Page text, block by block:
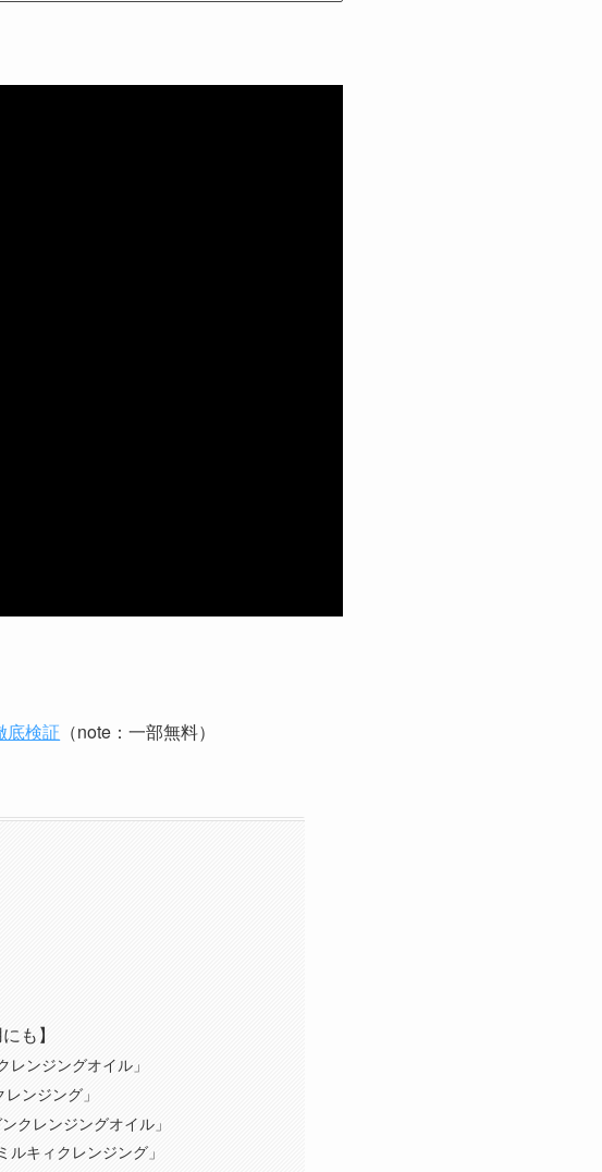
底検証 （note：一部無料）
も】
ンジングオイル」
ンジング」
クレンジングオイル」
キィクレンジング」